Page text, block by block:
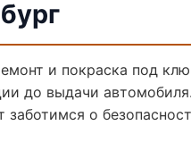
и покраска под
до выдачи автомобиля.
заботимся о